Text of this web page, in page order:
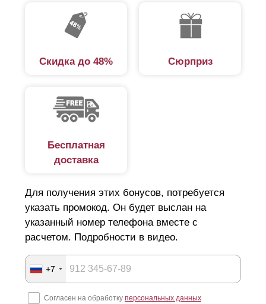
Скидка до 48% Сюрприз
Бесплатная
доставка
Для получения этих бонусов, потребуется
указать промокод. Он будет выслан на
указанный номер телефона вместе с
расчетом. Подробности в видео.
+7
Согласен на обработку персональных данных